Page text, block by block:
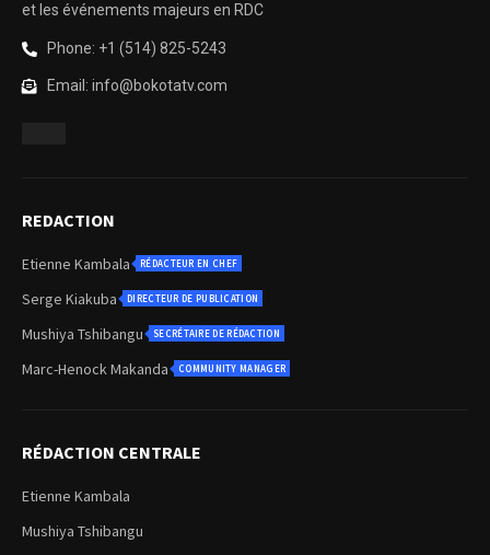
et les événements majeurs en RDC
Phone: +1 (514) 825-5243
Email: info@bokotatv.com
REDACTION
Etienne Kambala RÉDACTEUR EN CHEF
Serge Kiakuba DIRECTEUR DE PUBLICATION
Mushiya Tshibangu SECRÉTAIRE DE RÉDACTION
Marc-Henock Makanda COMMUNITY MANAGER
RÉDACTION CENTRALE
Etienne Kambala
Mushiya Tshibangu